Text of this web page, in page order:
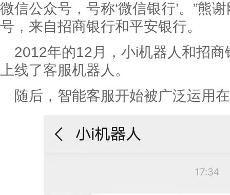
微信公众号，号称‘微信银行’。”熊
号，来自招商银行和平安银行。
2012年的12月，小i机器人和招
上线了客服机器人。
随后，智能客服开始被广泛运用